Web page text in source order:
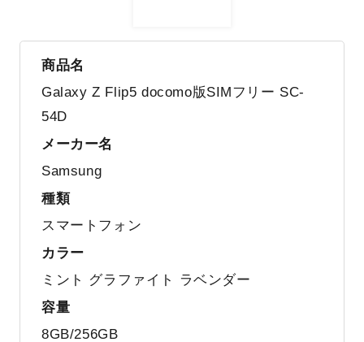
商品名
Galaxy Z Flip5 docomo版SIMフリー SC-
54D
メーカー名
Samsung
種類
スマートフォン
カラー
ミント グラファイト ラベンダー
容量
8GB/256GB